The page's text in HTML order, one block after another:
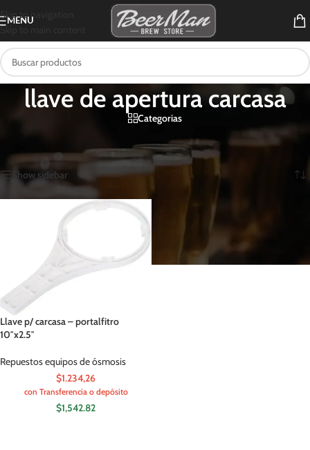
Skip to navigation
Skip to main content
MENU
llave de apertura carcasa
Categorias
Mostrando el único resultado
Show sidebar
Llave p/ carcasa – portalfitro
10″x2.5″
Repuestos equipos de ósmosis
$1.234,26
con Transferencia o depósito
$1,542.82